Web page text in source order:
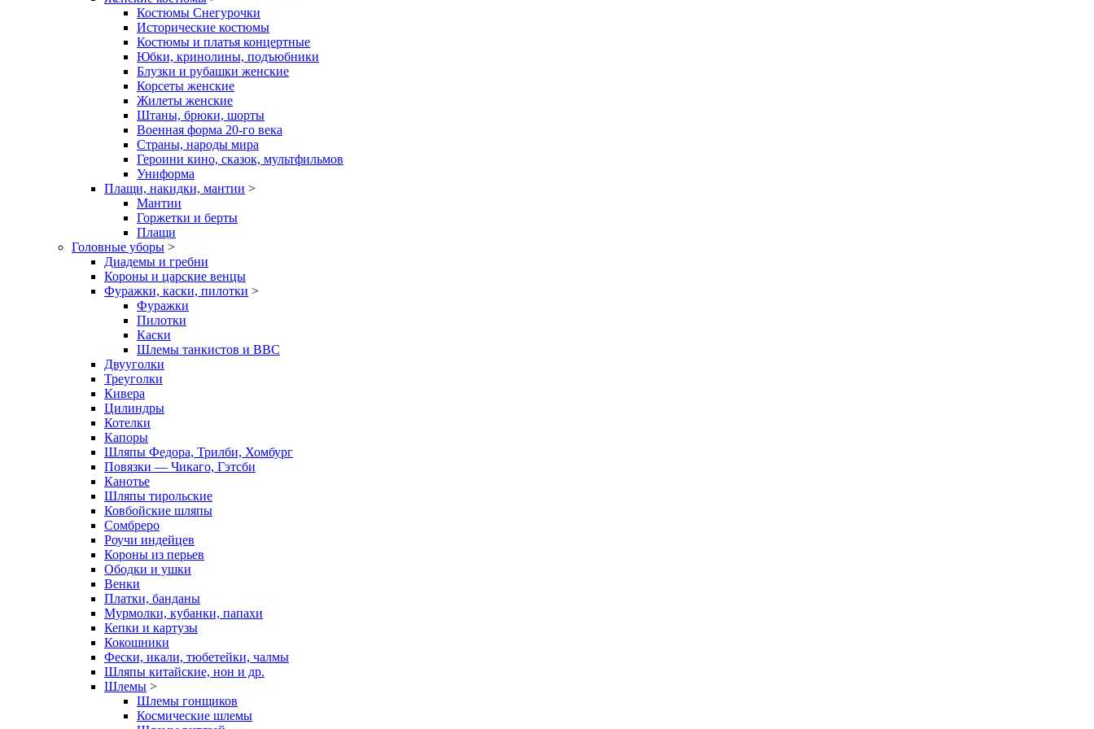
Костюмы Снегурочки
Исторические костюмы
Костюмы и платья концертные
Юбки, кринолины, подъюбники
Блузки и рубашки женские
Корсеты женские
Жилеты женские
Штаны, брюки, шорты
Военная форма 20-го века
Страны, народы мира
Героини кино, сказок, мультфильмов
Униформа
Плащи, накидки, мантии >
Мантии
Горжетки и берты
Плащи
Головные уборы >
Диадемы и гребни
Короны и царские венцы
Фуражки, каски, пилотки >
Фуражки
Пилотки
Каски
Шлемы танкистов и ВВС
Двууголки
Треуголки
Кивера
Цилиндры
Котелки
Капоры
Шляпы Федора, Трилби, Хомбург
Повязки — Чикаго, Гэтсби
Канотье
Шляпы тирольские
Ковбойские шляпы
Сомбреро
Роучи индейцев
Короны из перьев
Ободки и ушки
Венки
Платки, банданы
Мурмолки, кубанки, папахи
Кепки и картузы
Кокошники
Фески, икали, тюбетейки, чалмы
Шляпы китайские, нон и др.
Шлемы >
Шлемы гонщиков
Космические шлемы